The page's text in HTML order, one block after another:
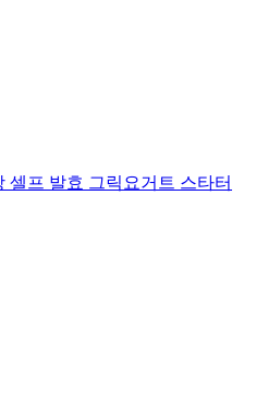
셀프 발효 그릭요거트 스타터